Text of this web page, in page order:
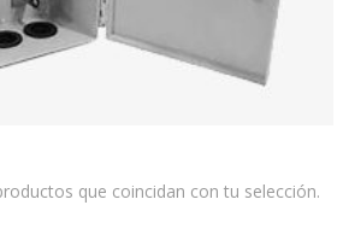
que coincidan con tu selección.